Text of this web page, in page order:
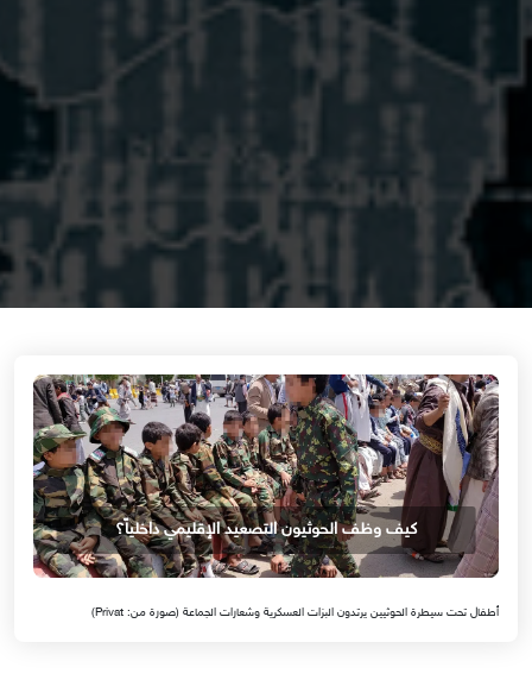
كيف وظف الحوثيون التصعيد الإقليمي داخلياً؟
أطفال تحت سيطرة الحوثيين يرتدون البزات العسكرية وشعارات الجماعة (صورة من: Privat)